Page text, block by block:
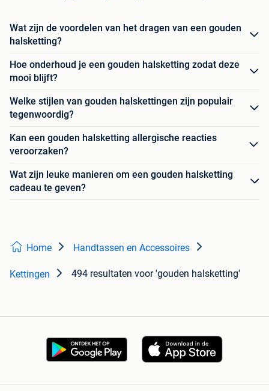
Wat zijn de voordelen van het dragen van een gouden
halsketting?
Hoe onderhoud je een gouden halsketting zodat deze
mooi blijft?
Welke stijlen van gouden halskettingen zijn populair
tegenwoordig?
Kan een gouden halsketting allergische reacties
veroorzaken?
Wat zijn leuke manieren om een gouden halsketting
cadeau te geven?
Home Handtassen en Accessoires
Kettingen 494 resultaten voor 'gouden halsketting'